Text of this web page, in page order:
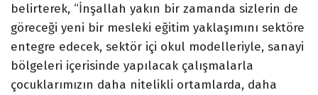
belirterek, “İnşallah yakın bir zamanda sizlerin de
göreceği yeni bir mesleki eğitim yaklaşımını sektöre
entegre edecek, sektör içi okul modelleriyle, sanayi
bölgeleri içerisinde yapılacak çalışmalarla
çocuklarımızın daha nitelikli ortamlarda, daha